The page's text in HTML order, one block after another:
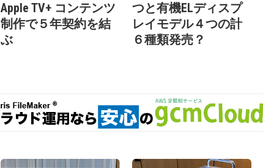
Apple TV+ コンテンツ
制作で５年契約を結
ぶ
つと有機ELディスプ
レイモデル４つの計
６種類発売？